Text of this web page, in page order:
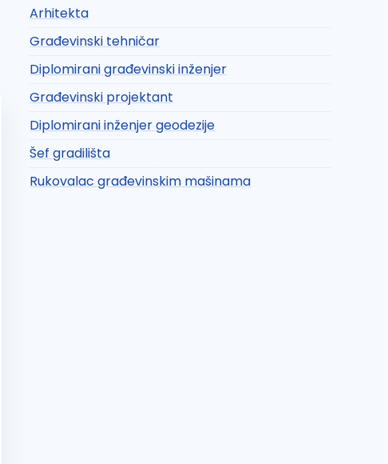
Arhitekta
Građevinski tehničar
Diplomirani građevinski inženjer
Građevinski projektant
Diplomirani inženjer geodezije
Šef gradilišta
Rukovalac građevinskim mašinama